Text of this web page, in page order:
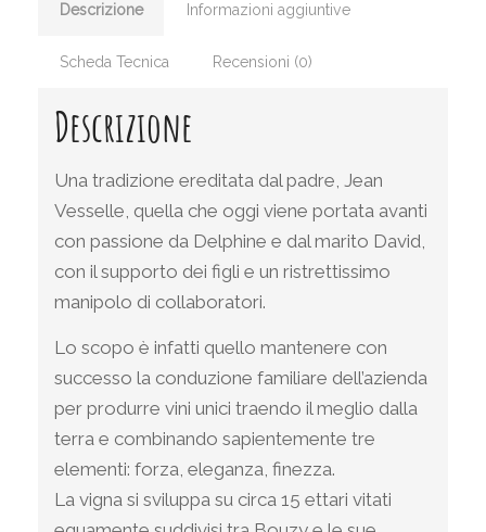
Descrizione Informazioni aggiuntive
Scheda Tecnica Recensioni (0)
Descrizione
Una tradizione ereditata dal padre, Jean
Vesselle, quella che oggi viene portata avanti
con passione da Delphine e dal marito David,
con il supporto dei figli e un ristrettissimo
manipolo di collaboratori.
Lo scopo è infatti quello mantenere con
successo la conduzione familiare dell’azienda
per produrre vini unici traendo il meglio dalla
terra e combinando sapientemente tre
elementi: forza, eleganza, finezza.
La vigna si sviluppa su circa 15 ettari vitati